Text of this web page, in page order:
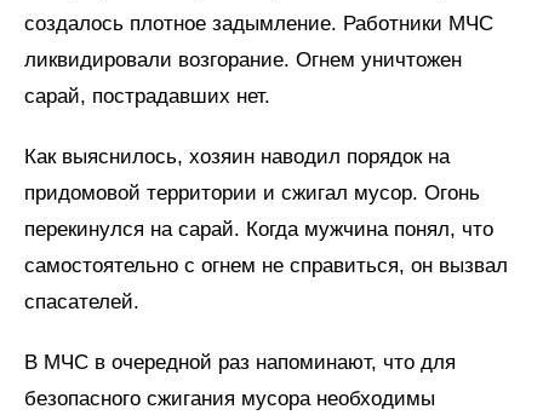
создалось плотное задымление. Работники МЧС
ликвидировали возгорание. Огнем уничтожен
сарай, пострадавших нет.
Как выяснилось, хозяин наводил порядок на
придомовой территории и сжигал мусор. Огонь
перекинулся на сарай. Когда мужчина понял, что
самостоятельно с огнем не справиться, он вызвал
спасателей.
В МЧС в очередной раз напоминают, что для
безопасного сжигания мусора необходимы